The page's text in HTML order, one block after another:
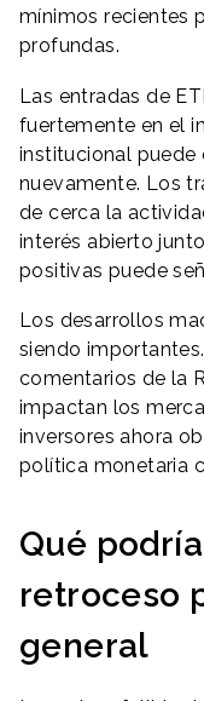
mínimos recientes
profundas.
Las entradas de
fuertemente en el
institucional puede
nuevamente. Los
de cerca la
interés abierto
positivas puede
Los desarrollos
siendo
comentarios de la
impactan los
inversores ahora
política monetaria
Qué
retroceso
general